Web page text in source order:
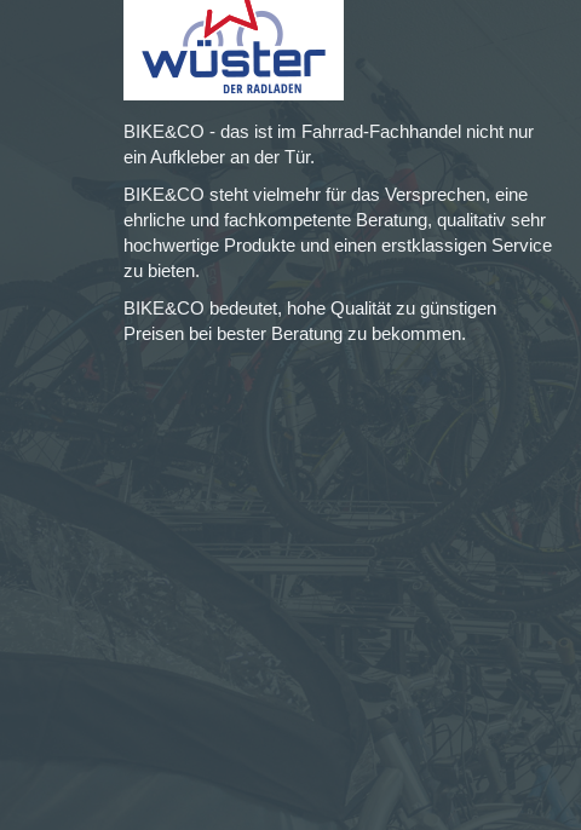
BIKE&CO - das ist im Fahrrad-Fachhandel nicht nur
ein Aufkleber an der Tür.
BIKE&CO steht vielmehr für das Versprechen, eine
ehrliche und fachkompetente Beratung, qualitativ sehr
hochwertige Produkte und einen erstklassigen Service
zu bieten.
BIKE&CO bedeutet, hohe Qualität zu günstigen
Preisen bei bester Beratung zu bekommen.